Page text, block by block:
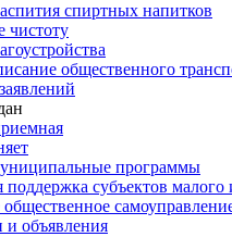
спиртных напитков
чистоту
общественного
программы
субъектов малого
объявления